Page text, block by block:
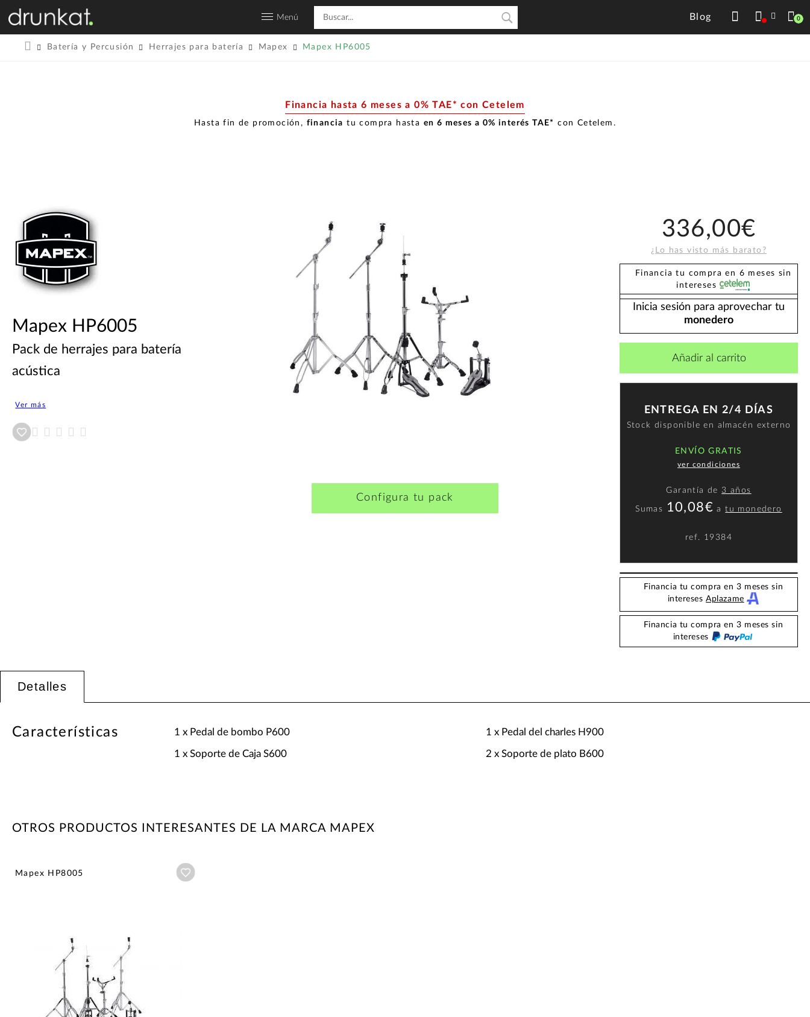
Menú Blog 0
Batería y Percusión Herrajes para batería Mapex Mapex HP6005
Financia hasta 6 meses a 0% TAE* con Cetelem
Hasta fin de promoción, financia tu compra hasta en 6 meses a 0% interés TAE* con Cetelem.
Mapex HP6005
Pack de herrajes para batería
acústica
Ver más
Configura tu pack
336,00€
¿Lo has visto más barato?
Financia tu compra en 6 meses sin
intereses
Inicia sesión para aprovechar tu
monedero
Añadir al carrito
ENTREGA EN 2/4 DÍAS
Stock disponible en almacén externo
ENVÍO GRATIS
ver condiciones
Garantía de 3 años
Sumas 10,08€ atu monedero
ref. 19384
Financia tu compra en 3 meses sin
interesesAplazame
Financia tu compra en 3 meses sin
intereses
Detalles
Características 1 x Pedal de bombo P600
1 x Soporte de Caja S600
1 x Pedal del charles H900
2 x Soporte de plato B600
OTROS PRODUCTOS INTERESANTES DE LA MARCA MAPEX
Mapex HP8005